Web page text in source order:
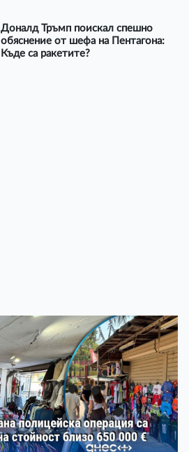
Доналд Тръмп поискал спешно
обяснение от шефа на Пентагона:
Къде са ракетите?